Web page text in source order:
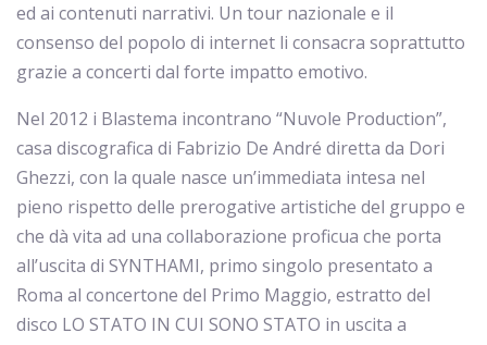
ed ai contenuti narrativi. Un tour nazionale e il
consenso del popolo di internet li consacra soprattutto
grazie a concerti dal forte impatto emotivo.
Nel 2012 i Blastema incontrano “Nuvole Production”,
casa discografica di Fabrizio De André diretta da Dori
Ghezzi, con la quale nasce un’immediata intesa nel
pieno rispetto delle prerogative artistiche del gruppo e
che dà vita ad una collaborazione proficua che porta
all’uscita di SYNTHAMI, primo singolo presentato a
Roma al concertone del Primo Maggio, estratto del
disco LO STATO IN CUI SONO STATO in uscita a